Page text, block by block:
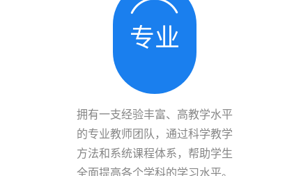
专业
拥有一支经验丰富、高教学水平
的专业教师团队，通过科学教学
方法和系统课程体系，帮助学生
全面提高各个学科的学习水平。